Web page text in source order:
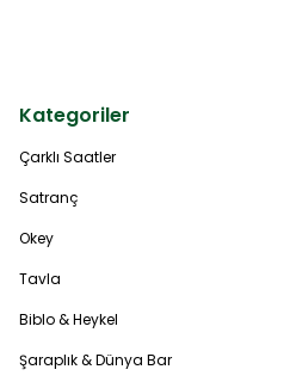
Kategoriler
Çarklı Saatler
Satranç
Okey
Tavla
Biblo & Heykel
Şaraplık & Dünya Bar